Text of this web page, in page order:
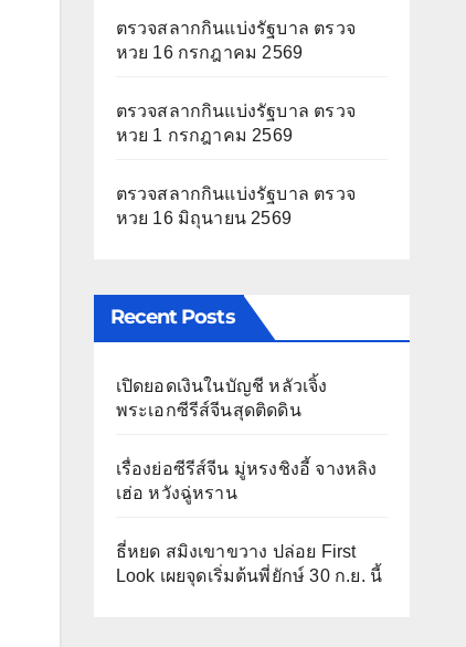
ตรวจสลากกินแบ่งรัฐบาล ตรวจ
หวย 16 กรกฎาคม 2569
ตรวจสลากกินแบ่งรัฐบาล ตรวจ
หวย 1 กรกฎาคม 2569
ตรวจสลากกินแบ่งรัฐบาล ตรวจ
หวย 16 มิถุนายน 2569
Recent Posts
เปิดยอดเงินในบัญชี หลัวเจิ้ง
พระเอกซีรีส์จีนสุดติดดิน
เรื่องย่อซีรีส์จีน มู่หรงชิงอี้ จางหลิง
เฮ่อ หวังฉู่หราน
ธี่หยด สมิงเขาขวาง ปล่อย First
Look เผยจุดเริ่มต้นพี่ยักษ์ 30 ก.ย. นี้